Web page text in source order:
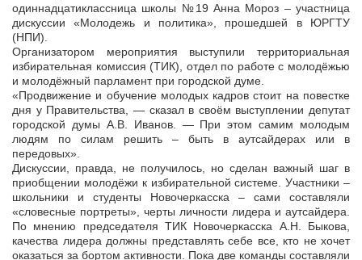
одиннадцатиклассница школы №19 Анна Мороз – участница
дискуссии «Молодежь и политика», прошедшей в ЮРГТУ
(НПИ).
Организатором мероприятия выступили территориальная
избирательная комиссия (ТИК), отдел по работе с молодёжью
и молодёжный парламент при городской думе.
«Продвижение и обучение молодых кадров стоит на повестке
дня у Правительства, — сказал в своём выступлении депутат
городской думы А.В. Иванов. — При этом самим молодым
людям по силам решить – быть в аутсайдерах или в
передовых».
Дискуссии, правда, не получилось, но сделан важный шаг в
приобщении молодёжи к избирательной системе. Участники –
школьники и студенты Новочеркасска – сами составляли
«словесные портреты», черты личности лидера и аутсайдера.
По мнению председателя ТИК Новочеркасска А.Н. Быкова,
качества лидера должны представлять себе все, кто не хочет
оказаться за бортом активности. Пока две команды составляли